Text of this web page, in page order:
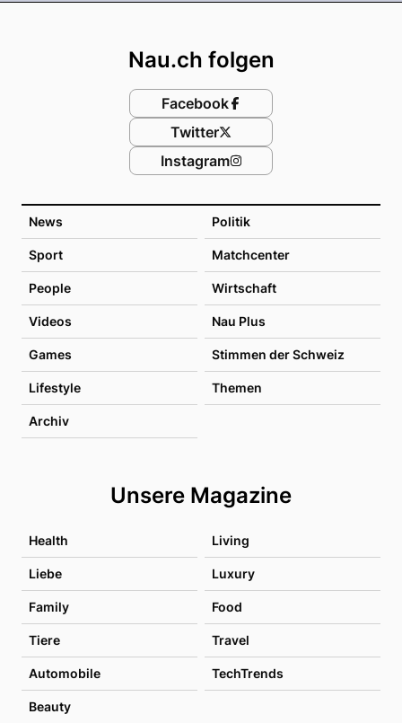
News Politik
Sport Matchcenter
People Wirtschaft
Videos Nau Plus
Games Stimmen der Schweiz
Lifestyle Themen
Archiv
Unsere Magazine
Health Living
Liebe Luxury
Family Food
Tiere Travel
Automobile TechTrends
Beauty
Nau.ch folgen
Facebook
Twitter
Instagram